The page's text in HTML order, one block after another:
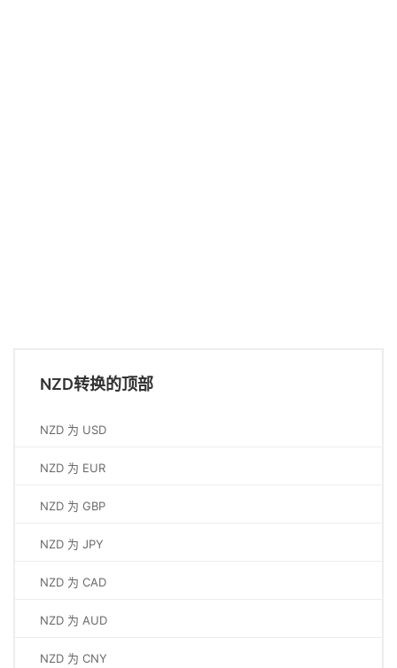
NZD转换的顶部
NZD 为 USD
NZD 为 EUR
NZD 为 GBP
NZD 为 JPY
NZD 为 CAD
NZD 为 AUD
NZD 为 CNY